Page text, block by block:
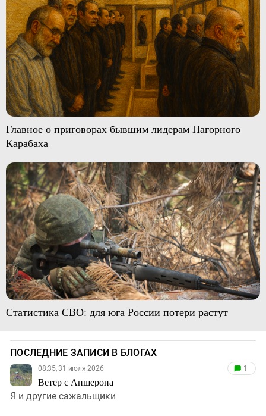
Главное о приговорах бывшим лидерам Нагорного
Карабаха
Статистика СВО: для юга России потери растут
ПОСЛЕДНИЕ ЗАПИСИ В БЛОГАХ
08:35, 31 июля 2026
Ветер с Апшерона
1
Я и другие сажальщики